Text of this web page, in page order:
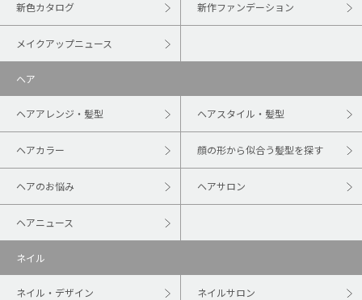
新色カタログ 新作ファンデーション
メイクアップニュース
ヘア
ヘアアレンジ・髪型 ヘアスタイル・髪型
ヘアカラー 顔の形から似合う髪型を探す
ヘアのお悩み ヘアサロン
ヘアニュース
ネイル
ネイル・デザイン ネイルサロン